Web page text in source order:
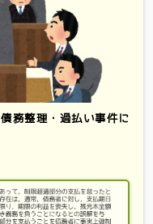
債務整理・過払い事件に